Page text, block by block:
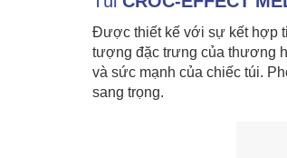
Được thiết kế với sự kết hợp
tượng đặc trưng của thương
và sức mạnh của chiếc túi.
sang trọng.